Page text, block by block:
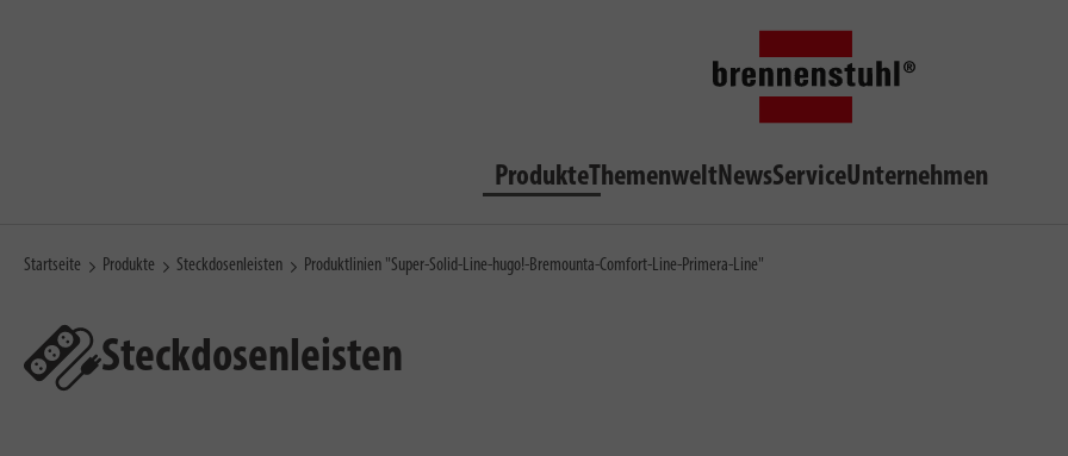
ProdukteThemenweltNewsServiceUnternehmen
Startseite Produkte Steckdosenleisten Produktlinien "Super-Solid-Line-hugo!-Bremounta-Comfort-Line-Primera-Line"
Steckdosenleisten